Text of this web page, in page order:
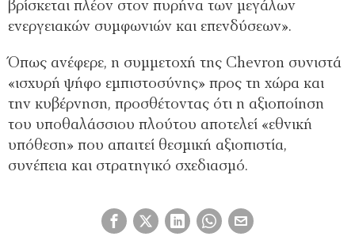
βρίσκεται πλέον στον πυρήνα των μεγάλων
ενεργειακών συμφωνιών και επενδύσεων».
Όπως ανέφερε, η συμμετοχή της Chevron συνιστά
«ισχυρή ψήφο εμπιστοσύνης» προς τη χώρα και
την κυβέρνηση, προσθέτοντας ότι η αξιοποίηση
του υποθαλάσσιου πλούτου αποτελεί «εθνική
υπόθεση» που απαιτεί θεσμική αξιοπιστία,
συνέπεια και στρατηγικό σχεδιασμό.